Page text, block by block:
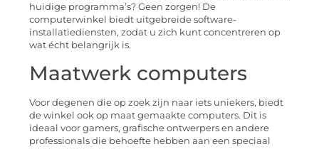
huidige programma’s? Geen zorgen! De
computerwinkel biedt uitgebreide software-
installatiediensten, zodat u zich kunt concentreren op
wat écht belangrijk is.
Maatwerk computers
Voor degenen die op zoek zijn naar iets uniekers, biedt
de winkel ook op maat gemaakte computers. Dit is
ideaal voor gamers, grafische ontwerpers en andere
professionals die behoefte hebben aan een speciaal